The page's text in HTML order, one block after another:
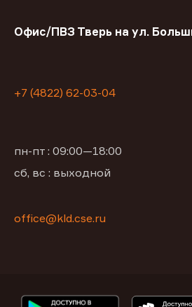
Офис/ПВЗ Тверь на ул.
+7 (4822) 62-03-04
пн-пт : 09:00—18:00
сб, вс : выходной
office@kld.cse.ru